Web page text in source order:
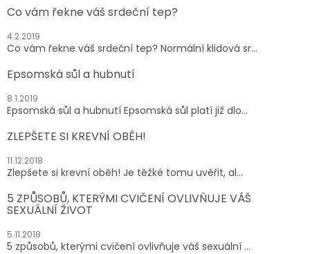
Co vám řekne váš srdeční tep?
4.2.2019
Co vám řekne váš srdeční tep? Normální klidová sr...
Epsomská sůl a hubnutí
8.1.2019
Epsomská sůl a hubnutí Epsomská sůl platí již dlo...
ZLEPŠETE SI KREVNÍ OBĚH!
11.12.2018
Zlepšete si krevní oběh! Je těžké tomu uvěřit, al...
5 ZPŮSOBŮ, KTERÝMI CVIČENÍ OVLIVŇUJE VÁŠ
SEXUÁLNÍ ŽIVOT
5.11.2018
5 způsobů, kterými cvičení ovlivňuje váš sexuální ...